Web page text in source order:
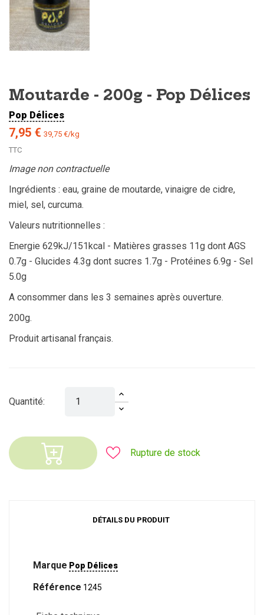
Moutarde - 200g - Pop Délices
Pop Délices
7,95 € 39,75 €/kg
TTC
Image non contractuelle
Ingrédients : eau, graine de moutarde, vinaigre de cidre,
miel, sel, curcuma.
Valeurs nutritionnelles :
Energie 629kJ/151kcal - Matières grasses 11g dont AGS
0.7g - Glucides 4.3g dont sucres 1.7g - Protéines 6.9g - Sel
5.0g
A consommer dans les 3 semaines après ouverture.
200g.
Produit artisanal français.
Quantité:
Rupture de stock
DÉTAILS DU PRODUIT
Marque Pop Délices
Référence 1245